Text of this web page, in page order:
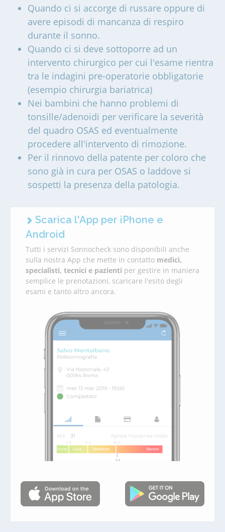
Quando ci si accorge di russare oppure di
avere episodi di mancanza di respiro
durante il sonno.
Quando ci si deve sottoporre ad un
intervento chirurgico per cui l'esame rientra
tra le indagini pre-operatorie obbligatorie
(esempio chirurgia bariatrica)
Nei bambini che hanno problemi di
tonsille/adenoidi per verificare la severità
del quadro OSAS ed eventualmente
procedere all'intervento di rimozione.
Per il rinnovo della patente per coloro che
sono già in cura per OSAS o laddove si
sospetti la presenza della patologia.
Scarica l'App per iPhone e
Android
Tutti i servizi Sonnocheck sono disponibili anche
sulla nostra App che mette in contatto medici,
specialisti, tecnici e pazienti per gestire in maniera
semplice le prenotazioni, scaricare l'esito degli
esami e tanto altro ancora.